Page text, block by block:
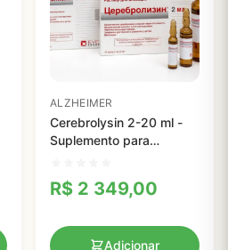
ALZHEIMER
Cerebrolysin 2-20 ml -
Suplemento para
Neuroproteção
R$ 2 349,00
Adicionar